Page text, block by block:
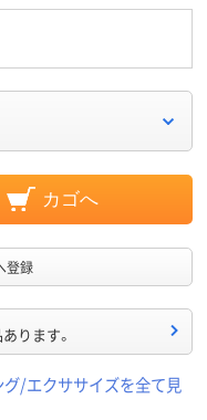
カゴへ
登録
ります。
/エクササイズを全て見